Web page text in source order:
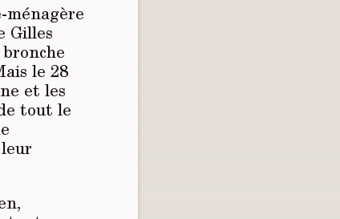
ménagère
Gilles
le 28
et les
tout le